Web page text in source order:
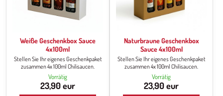
Weiße Geschenkbox Sauce
4x100ml
Stellen Sie Ihr eigenes Geschenkpaket
zusammen 4x 100ml Chilisaucen.
Vorrätig
23,90 eur
Naturbraune Geschenkbox
Sauce 4x100ml
Stellen Sie Ihr eigenes Geschenkpaket
zusammen 4x 100ml Chilisaucen.
Vorrätig
23,90 eur